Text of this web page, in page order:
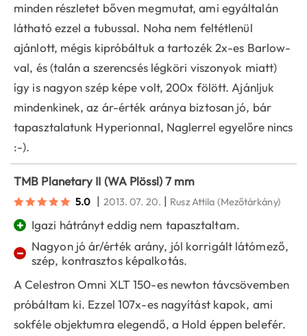
minden részletet bőven megmutat, ami egyáltalán
látható ezzel a tubussal. Noha nem feltétlenül
ajánlott, mégis kipróbáltuk a tartozék 2x-es Barlow-
val, és (talán a szerencsés légköri viszonyok miatt)
így is nagyon szép képe volt, 200x fölött. Ajánljuk
mindenkinek, az ár-érték aránya biztosan jó, bár
tapasztalatunk Hyperionnal, Naglerrel egyelőre nincs
:-).
TMB Planetary II (WA Plössl) 7 mm
5.0 | 2013. 07. 20. | Rusz Attila (Mezőtárkány)
+ Igazi hátrányt eddig nem tapasztaltam.
−
Nagyon jó ár/érték arány, jól korrigált látómező,
szép, kontrasztos képalkotás.
A Celestron Omni XLT 150-es newton távcsövemben
próbáltam ki. Ezzel 107x-es nagyítást kapok, ami
sokféle objektumra elegendő, a Hold éppen belefér.